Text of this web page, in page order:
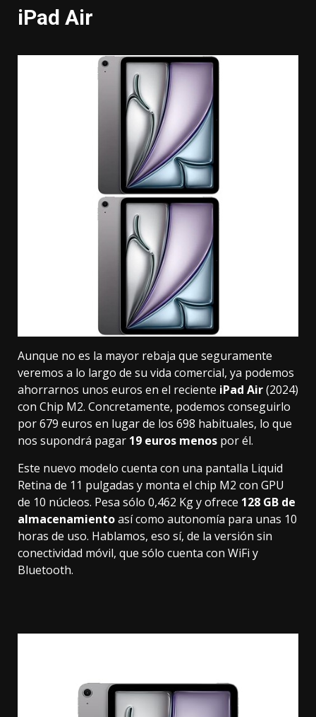
iPad Air
Aunque no es la mayor rebaja que seguramente
veremos a lo largo de su vida comercial, ya podemos
ahorrarnos unos euros en el reciente iPad Air(2024)
con Chip M2. Concretamente, podemos conseguirlo
por679 euros en lugar de los 698 habituales, lo que
nos supondrá pagar 19 euros menos por él.
Este nuevo modelo cuenta con una pantalla Liquid
Retina de 11 pulgadas y monta el chip M2 con GPU
de 10 núcleos. Pesa sólo 0,462 Kg y ofrece 128 GB de
almacenamientoasí como autonomía para unas 10
horas de uso. Hablamos, eso sí, de la versión sin
conectividad móvil, que sólo cuenta con WiFi y
Bluetooth.